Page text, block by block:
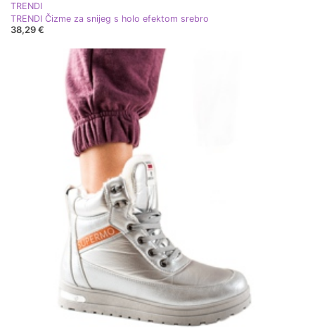
TRENDI
TRENDI Čizme za snijeg s holo efektom srebro
38,29 €